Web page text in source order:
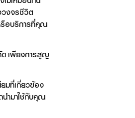
วงจรชีวิต
รือบริการที่คุณ
ด เพียงการสูญ
มที่เกี่ยวข้อง
นำมาใช้กับคุณ